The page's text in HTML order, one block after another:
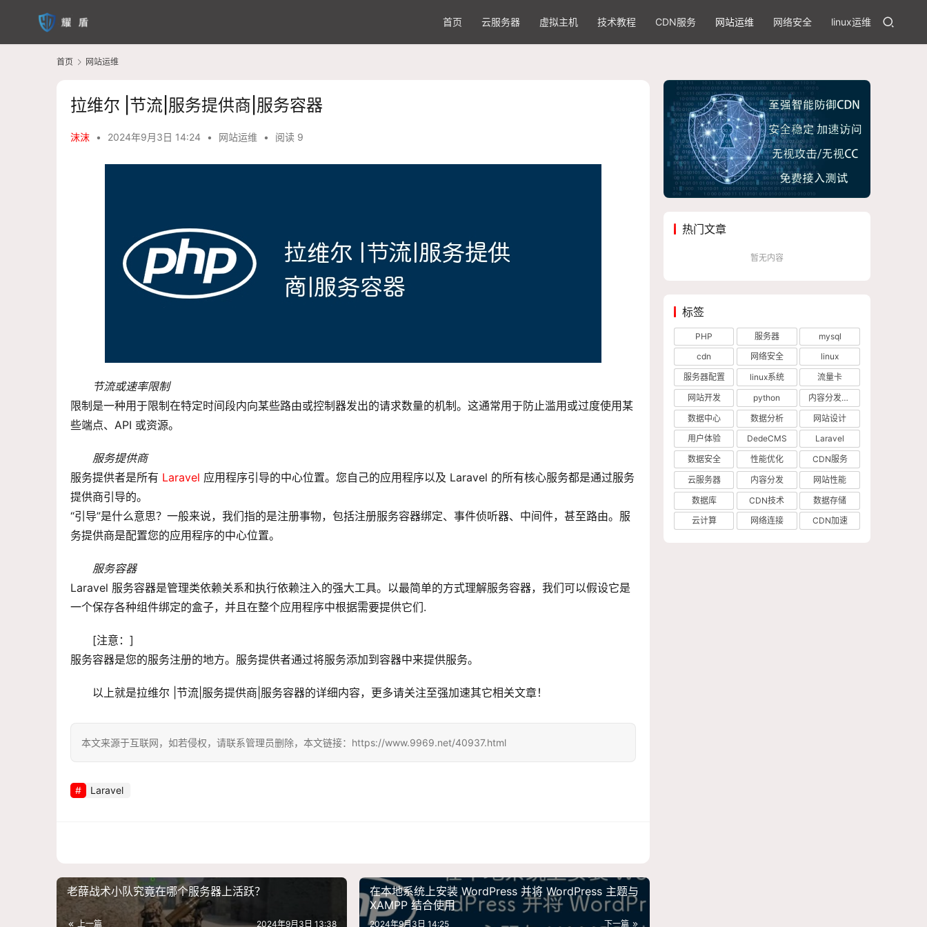
首页 云服务器 虚拟主机 技术教程 CDN服务 网站运维 网络安全 linux运维
首页 网站运维
拉维尔 |节流|服务提供商|服务容器
沫沫 • 2024年9月3日 14:24 • 网站运维 • 阅读 9
节流或速率限制
限制是一种用于限制在特定时间段内向某些路由或控制器发出的请求数量的机制。这通常用于防止滥用或过度使用某
些端点、API 或资源。
服务提供商
服务提供者是所有 Laravel 应用程序引导的中心位置。您自己的应用程序以及 Laravel 的所有核心服务都是通过服务
提供商引导的。
“引导”是什么意思？一般来说，我们指的是注册事物，包括注册服务容器绑定、事件侦听器、中间件，甚至路由。服
务提供商是配置您的应用程序的中心位置。
服务容器
Laravel 服务容器是管理类依赖关系和执行依赖注入的强大工具。以最简单的方式理解服务容器，我们可以假设它是
一个保存各种组件绑定的盒子，并且在整个应用程序中根据需要提供它们.
[注意：]
服务容器是您的服务注册的地方。服务提供者通过将服务添加到容器中来提供服务。
以上就是拉维尔 |节流|服务提供商|服务容器的详细内容，更多请关注至强加速其它相关文章！
本文来源于互联网，如若侵权，请联系管理员删除，本文链接：https://www.9969.net/40937.html
Laravel
老薛战术小队究竟在哪个服务器上活跃？
上一篇 2024年9月3日 13:38
在本地系统上安装 WordPress 并将 WordPress 主题与
XAMPP 结合使用
下一篇
2024年9月3日 14:25
热门文章
暂无内容
标签
PHP 服务器
mysql
cdn
网络安全
linux
服务器配置
linux系统
流量卡
网站开发
python
内容分发网络
数据中心
数据分析
网站设计
用户体验
DedeCMS
Laravel
数据安全
性能优化
CDN服务
云服务器
内容分发
网站性能
数据库
CDN技术
数据存储
云计算
网络连接 CDN加速